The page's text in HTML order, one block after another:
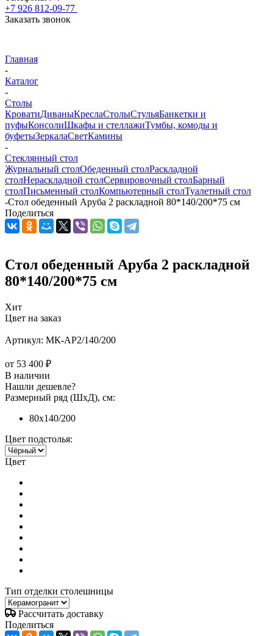
+7 926 812-09-77
Заказать звонок
Главная
-
Каталог
-
Столы
КроватиДиваныКреслаСтолыСтульяБанкетки и
пуфыКонсолиШкафы и стеллажиТумбы, комоды и
буфетыЗеркалаСветКамины
-
Стеклянный стол
Журнальный столОбеденный столРаскладной
столНераскладной столСервировочный столБарный
столПисьменный столКомпьютерный столТуалетный стол
-Стол обеденный Аруба 2 раскладной 80*140/200*75 см
Поделиться
Стол обеденный Аруба 2 раскладной
80*140/200*75 см
Хит
Цвет на заказ
Артикул: МК-АР2/140/200
от 53 400 ₽
В наличии
Нашли дешевле?
Размерный ряд (ШхД), см:
80x140/200
Цвет подстолья:
Цвет
Тип отделки столешницы
Рассчитать доставку
Поделиться